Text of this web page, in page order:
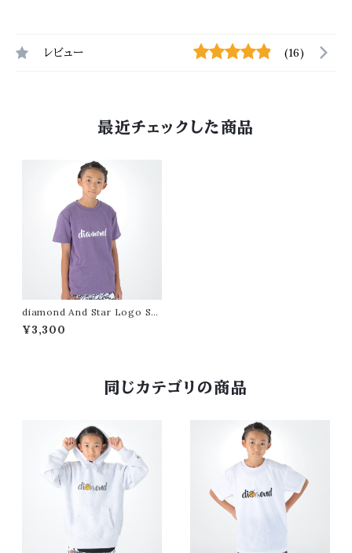
レビュー (16)
最近チェックした商品
diamond And Star Logo S/
S Cool Tee（Mix Purple）
¥3,300
同じカテゴリの商品